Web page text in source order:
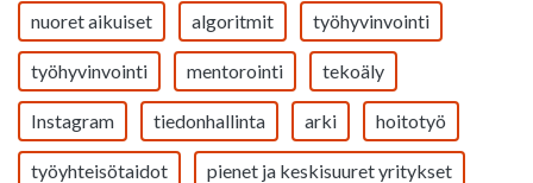
nuoret aikuiset algoritmit työhyvinvointi
työhyvinvointi mentorointi tekoäly
Instagram tiedonhallinta arki hoitotyö
työyhteisötaidot pienet ja keskisuuret yritykset